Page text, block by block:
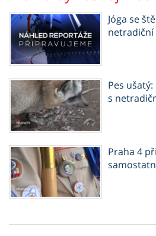
Jóga se
Pes
s
Praha 4